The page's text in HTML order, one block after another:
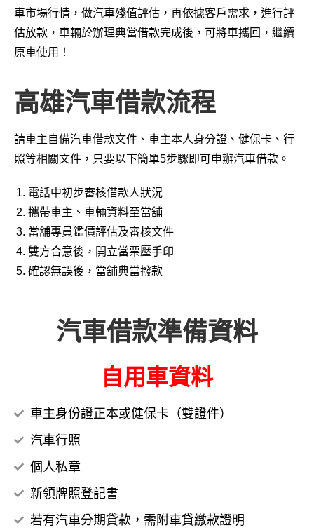
車市場行情，做汽車殘值評估，再依據客戶需求，進行評
估放款，車輛於辦理典當借款完成後，可將車攜回，繼續
原車使用！
高雄汽車借款流程
請車主自備汽車借款文件、車主本人身分證、健保卡、行
照等相關文件，只要以下簡單5步驟即可申辦汽車借款。
電話中初步審核借款人狀況
攜帶車主、車輛資料至當舖
當舖專員鑑價評估及審核文件
雙方合意後，開立當票壓手印
確認無誤後，當舖典當撥款
汽車借款準備資料
自用車資料
車主身份證正本或健保卡（雙證件）
汽車行照
個人私章
新領牌照登記書
若有汽車分期貸款，需附車貸繳款證明